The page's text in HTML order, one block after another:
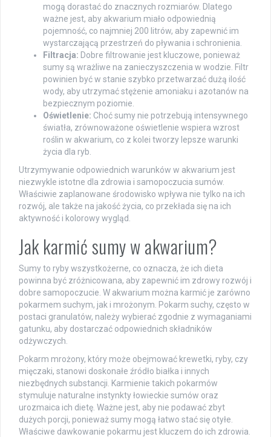
mogą dorastać do znacznych rozmiarów. Dlatego
ważne jest, aby akwarium miało odpowiednią
pojemność, co najmniej 200 litrów, aby zapewnić im
wystarczającą przestrzeń do pływania i schronienia.
Filtracja: Dobre filtrowanie jest kluczowe, ponieważ
sumy są wrażliwe na zanieczyszczenia w wodzie. Filtr
powinien być w stanie szybko przetwarzać dużą ilość
wody, aby utrzymać stężenie amoniaku i azotanów na
bezpiecznym poziomie.
Oświetlenie: Choć sumy nie potrzebują intensywnego
światła, zrównoważone oświetlenie wspiera wzrost
roślin w akwarium, co z kolei tworzy lepsze warunki
życia dla ryb.
Utrzymywanie odpowiednich warunków w akwarium jest
niezwykle istotne dla zdrowia i samopoczucia sumów.
Właściwie zaplanowane środowisko wpływa nie tylko na ich
rozwój, ale także na jakość życia, co przekłada się na ich
aktywność i kolorowy wygląd.
Jak karmić sumy w akwarium?
Sumy to ryby wszystkożerne, co oznacza, że ich dieta
powinna być zróżnicowana, aby zapewnić im zdrowy rozwój i
dobre samopoczucie. W akwarium można karmić je zarówno
pokarmem suchym, jak i mrożonym. Pokarm suchy, często w
postaci granulatów, należy wybierać zgodnie z wymaganiami
gatunku, aby dostarczać odpowiednich składników
odżywczych.
Pokarm mrożony, który może obejmować krewetki, ryby, czy
mięczaki, stanowi doskonałe źródło białka i innych
niezbędnych substancji. Karmienie takich pokarmów
stymuluje naturalne instynkty łowieckie sumów oraz
urozmaica ich dietę. Ważne jest, aby nie podawać zbyt
dużych porcji, ponieważ sumy mogą łatwo stać się otyłe.
Właściwe dawkowanie pokarmu jest kluczem do ich zdrowia.